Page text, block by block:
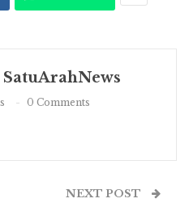
0 Comments
NEXT POST